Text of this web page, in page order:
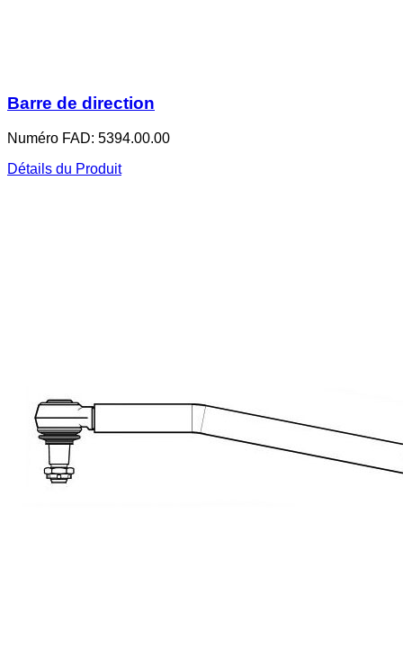
Barre de direction
Numéro FAD: 5394.00.00
Détails du Produit